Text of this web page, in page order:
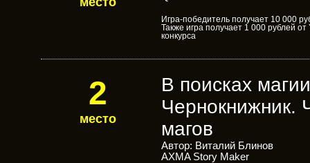
Игра-победитель получает 10 000
Также игра получает 1 000 рублей от
конкурса
2
место
В поисках
Чернокнижник.
магов
Автор: Виталий Блинов
AXMA Story Maker